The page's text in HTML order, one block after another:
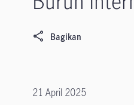
Bagikan
21 April 2025